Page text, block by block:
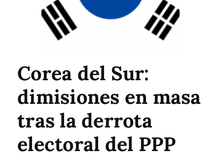
Corea del Sur:
dimisiones en masa
tras la derrota
electoral del PPP